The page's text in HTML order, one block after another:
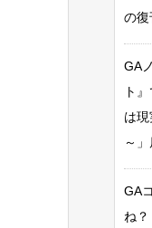
の復
GA
ト
は
～
GA
ね